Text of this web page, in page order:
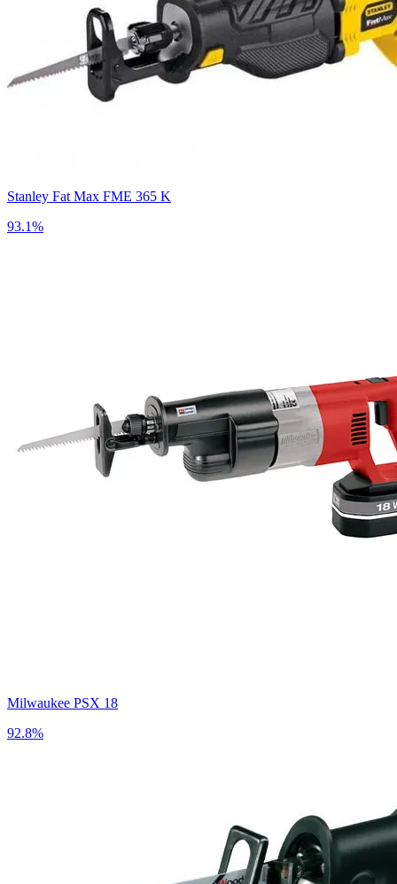
Stanley Fat Max FME 365 K
93.1%
Milwaukee PSX 18
92.8%